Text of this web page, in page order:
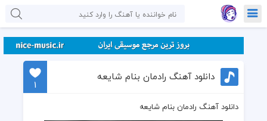
دانلود آهنگ رادمان بنام شایعه
1
دانلود آهنگ رادمان بنام شایعه